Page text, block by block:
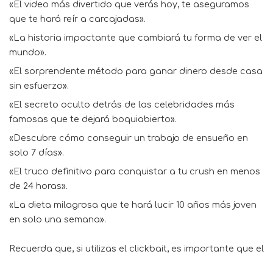
«El video más divertido que verás hoy, te aseguramos
que te hará reír a carcajadas».
«La historia impactante que cambiará tu forma de ver el
mundo».
«El sorprendente método para ganar dinero desde casa
sin esfuerzo».
«El secreto oculto detrás de las celebridades más
famosas que te dejará boquiabierto».
«Descubre cómo conseguir un trabajo de ensueño en
solo 7 días».
«El truco definitivo para conquistar a tu crush en menos
de 24 horas».
«La dieta milagrosa que te hará lucir 10 años más joven
en solo una semana».
Recuerda que, si utilizas el clickbait, es importante que el